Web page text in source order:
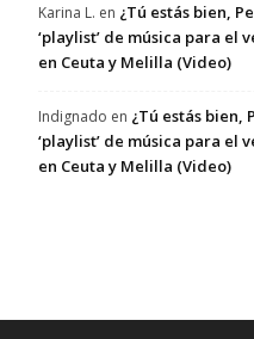
Karina L. en ¿Tú estás bien,
‘playlist’ de música para
en Ceuta y Melilla (Video)
Indignado en ¿Tú estás bien,
‘playlist’ de música para
en Ceuta y Melilla (Video)